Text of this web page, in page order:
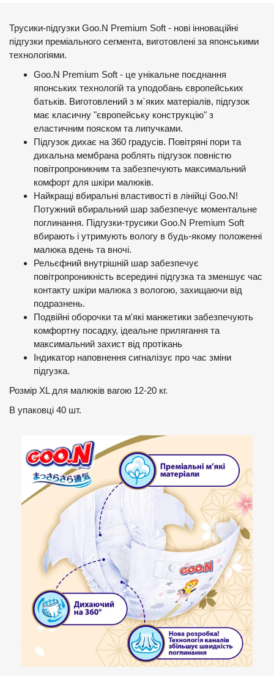
Трусики-підгузки Goo.N Premium Soft - нові інноваційні
підгузки преміального сегмента, виготовлені за японськими
технологіями.
Goo.N Premium Soft - це унікальне поєднання
японських технологій та уподобань європейських
батьків. Виготовлений з м`яких матеріалів, підгузок
має класичну "європейську конструкцію" з
еластичним пояском та липучками.
Підгузок дихає на 360 градусів. Повітряні пори та
дихальна мембрана роблять підгузок повністю
повітропроникним та забезпечують максимальний
комфорт для шкіри малюків.
Найкращі вбиральні властивості в лінійці Goo.N!
Потужний вбиральний шар забезпечує моментальне
поглинання. Підгузки-трусики Goo.N Premium Soft
вбирають і утримують вологу в будь-якому положенні
малюка вдень та вночі.
Рельєфний внутрішній шар забезпечує
повітропроникність всередині підгузка та зменшує час
контакту шкіри малюка з вологою, захищаючи від
подразнень.
Подвійні оборочки та м'які манжетики забезпечують
комфортну посадку, ідеальне прилягання та
максимальний захист від протікань
Індикатор наповнення сигналізує про час зміни
підгузка.
Розмір XL для малюків вагою 12-20 кг.
В упаковці 40 шт.